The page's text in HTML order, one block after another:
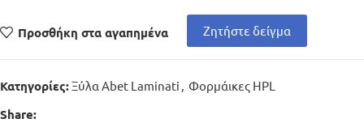
Προσθήκη στα αγαπημένα Ζητήστε δείγμα
Κατηγορίες:Ξύλα Abet Laminati , Φορμάικες HPL
Share: